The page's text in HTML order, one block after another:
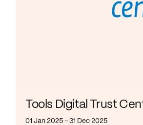
Tools Digital Trust
01 Jan 2025 - 31 Dec 2025